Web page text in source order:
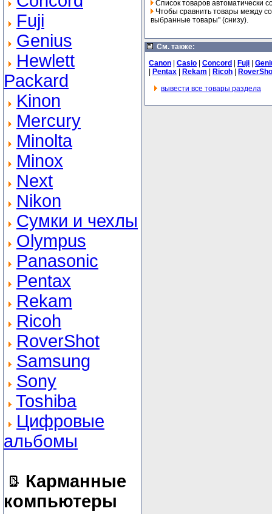
Fuji
Genius
Hewlett
Packard
Kinon
Mercury
Minolta
Minox
Next
Nikon
Сумки и чехлы
Olympus
Panasonic
Pentax
Rekam
Ricoh
RoverShot
Samsung
Sony
Toshiba
Цифровые
альбомы
Карманные
компьютеры
Список товаров автоматически
Чтобы сравнить товары между
выбранные товары" (снизу).
См. также:
Canon
Casio Concord Fuji
Pentax Rekam Ricoh
вывести все товары раздела